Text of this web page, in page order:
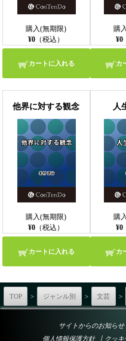
購入(無期限)
¥0 （税込）
カートに入れる
購
¥0
カ
他界に対する観念
購入(無期限)
¥0 （税込）
カートに入れる
人
購
¥0
カ
TOP > ジャンル別 > 文芸 >
サイトからのお知らせ
個人情報保護方針
｜ クッ